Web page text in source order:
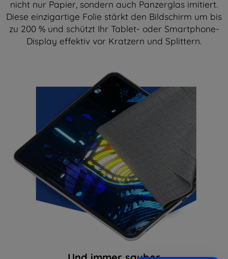
nicht nur Papier, sondern auch Panzerglas imitiert.
Diese einzigartige Folie stärkt den Bildschirm um bis
zu 200 % und schützt Ihr Tablet- oder Smartphone-
Display effektiv vor Kratzern und Splittern.